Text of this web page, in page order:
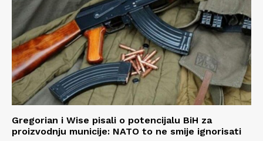
Gregorian i Wise pisali o potencijalu BiH za
proizvodnju municije: NATO to ne smije ignorisati